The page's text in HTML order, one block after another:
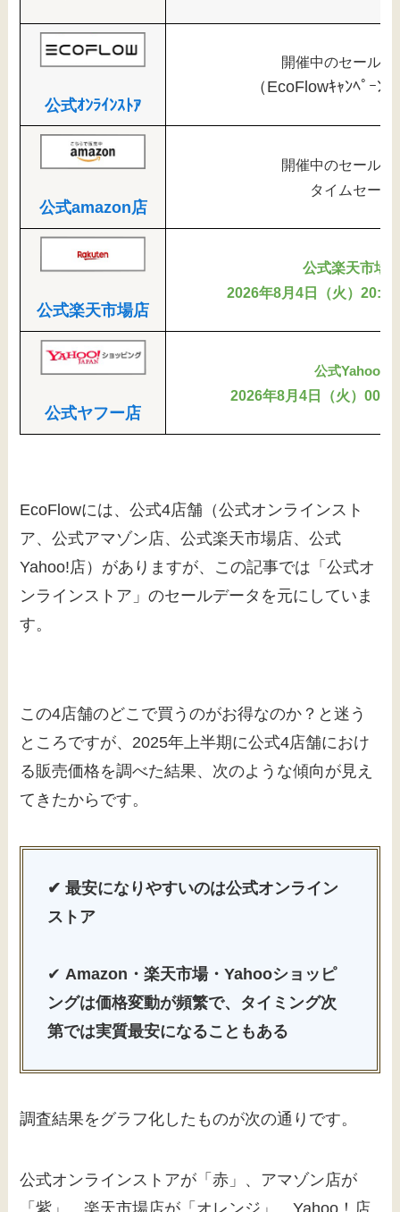
公式ｵﾝﾗｲﾝｽﾄｱ
開催中のセール
（EcoFlowｷｬﾝﾍﾟｰﾝ
公式amazon店
開催中のセール
タイムセール
公式楽天市場店
公式楽天市場
2026年8月4日（火）
公式ヤフー店
公式Yahoo店
2026年8月4日（火）
EcoFlowには、公式4店舗（公式オンラインスト
ア、公式アマゾン店、公式楽天市場店、公式
Yahoo!店）がありますが、この記事では「公式オ
ンラインストア」のセールデータを元にしていま
す。
この4店舗のどこで買うのがお得なのか？と迷う
ところですが、2025年上半期に公式4店舗におけ
る販売価格を調べた結果、次のような傾向が見え
てきたからです。
✔ 最安になりやすいのは公式オンライン
ストア
✔ Amazon・楽天市場・Yahooショッピ
ングは価格変動が頻繁で、タイミング次
第では実質最安になることもある
調査結果をグラフ化したものが次の通りです。
公式オンラインストアが「赤」、アマゾン店が